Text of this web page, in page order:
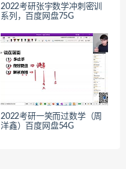
2022考研张宇数学冲刺密训
系列，百度网盘75G
2022考研一笑而过数学（周
洋鑫）百度网盘54G